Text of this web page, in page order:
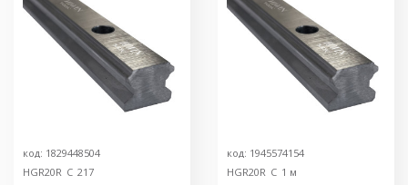
код: 1829448504
HGR20R_C_217
код: 1945574154
HGR20R_C_1 м